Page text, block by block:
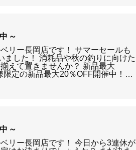
～
リー長岡店です！ サマーセールも
ました！ 消耗品や秋の釣りに向けた
えて置きませんか？ 新品最大
限定の新品最大20％OFF開催中！…
～
リー長岡店です！ 今日から3連休が